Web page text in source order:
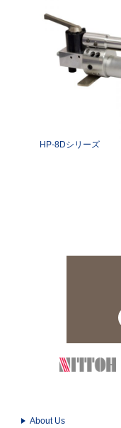
HP-8Dシリーズ
About Us